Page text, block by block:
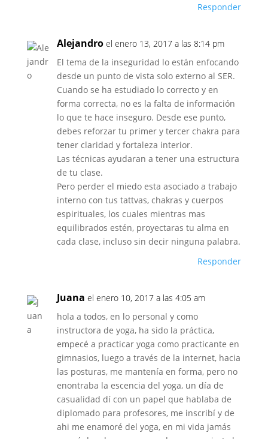
Responder
Alejandro el enero 13, 2017 a las 8:14 pm
El tema de la inseguridad lo están enfocando
desde un punto de vista solo externo al SER.
Cuando se ha estudiado lo correcto y en
forma correcta, no es la falta de información
lo que te hace inseguro. Desde ese punto,
debes reforzar tu primer y tercer chakra para
tener claridad y fortaleza interior.
Las técnicas ayudaran a tener una estructura
de tu clase.
Pero perder el miedo esta asociado a trabajo
interno con tus tattvas, chakras y cuerpos
espirituales, los cuales mientras mas
equilibrados estén, proyectaras tu alma en
cada clase, incluso sin decir ninguna palabra.
Responder
Juana el enero 10, 2017 a las 4:05 am
hola a todos, en lo personal y como
instructora de yoga, ha sido la práctica,
empecé a practicar yoga como practicante en
gimnasios, luego a través de la internet, hacia
las posturas, me mantenía en forma, pero no
enontraba la escencia del yoga, un día de
casualidad dí con un papel que hablaba de
diplomado para profesores, me inscribí y de
ahi me enamoré del yoga, en mi vida jamás